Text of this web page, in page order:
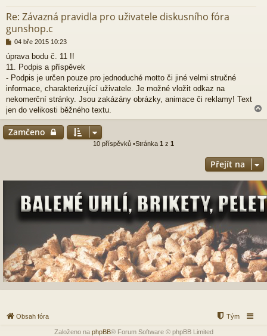
Re: Závazná pravidla pro uživatele diskusního fóra
gunshop.c
P
í
s
p
ě
v
e
k
04 bře 2015 10:23
úprava bodu č. 11 !!
11. Podpis a příspěvek
- Podpis je určen pouze pro jednoduché motto či jiné velmi stručné
informace, charakterizující uživatele. Je možné vložit odkaz na
nekomerční stránky. Jsou zakázány obrázky, animace či reklamy! Text
jen do velikosti běžného textu.
a
u
Zamčeno
10 příspěvků •Stránka 1 z 1
Přejít na
Obsah fóra Tým
Založeno na phpBB® Forum Software © phpBB Limited